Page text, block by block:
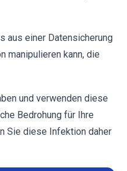
aus einer Datensicherung
manipulieren kann, die
und verwenden diese
Bedrohung für Ihre
Sie diese Infektion daher